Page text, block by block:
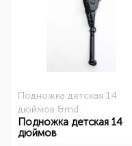
Подножка детская 14
дюймов &md
Подножка детская 14
дюймов